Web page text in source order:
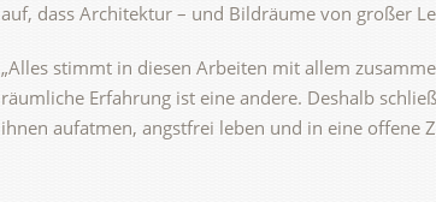
auf, dass Architektur – und Bildräume von großer
„Alles stimmt in diesen Arbeiten mit allem
räumliche Erfahrung ist eine andere. Deshalb
ihnen aufatmen, angstfrei leben und in eine offene